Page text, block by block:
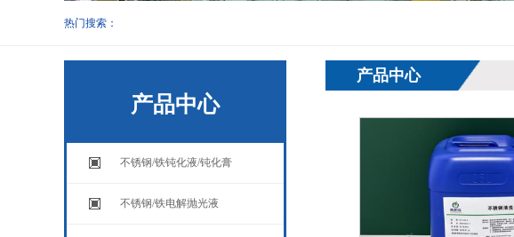
热门搜索：
产品中心
不锈钢/铁钝化液/钝化膏
不锈钢/铁电解抛光液
产品中心